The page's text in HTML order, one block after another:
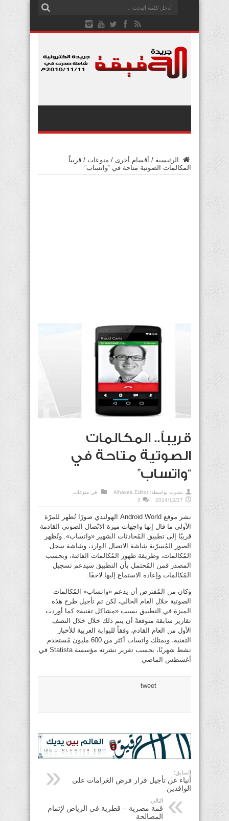
الرئيسية / أقسام أخرى / منوعات / قريباً..
المكالمات الصوتية متاحة في “واتساب”
قريباً.. المكالمات
الصوتية متاحة في
“واتساب”
نشرت بواسطة: Alhakea Editor في منوعات
2014/12/27
0
نشر موقع Android World الهولندي صورًا تُظهر للمرّة
الأولى ما قال إنها واجهات ميزة الاتّصال الصوتي القادمة
قريبًا إلى تطبيق المُحادثات الشهير «واتساب». وتُظهر
الصور المُسرّبة شاشة الاتصال الوارد، وشاشة سجل
المُكالمات، وطريقة ظهور المُكالمات الفائتة، وبحسب
المصدر فمن المُحتمل بأن التطبيق سيدعم تسجيل
المُكالمات وإعادة الاستماع إليها لاحقًا.
وكان من المُفترض أن يدعم «واتساب» المُكالمات
الصوتية خلال العام الحالي، لكن تم تأجيل طرح هذه
الميزة في التطبيق بسبب «مشاكل تقنية» كما أوردت
تقارير سابقة متوقعةً أن يتم ذلك خلال خلال النصف
الأول من العام القادم، وفقاً للبوابة العربية للأخبار
التقنية، ويمتلك واتساب أكثر من 600 مليون مُستخدم
نشط شهريًا، بحسب تقرير نشرته مؤسسة Statista في
أغسطس الماضي
tweet
السابق:
أنباء عن تأجيل قرار فرض الغرامات على
الوافدين
التالي:
قمة مصرية – قطرية في الرياض لإتمام
المصالحة